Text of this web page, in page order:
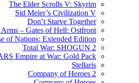
The Elder Scrolls V: Skyrim
Sid Meier’s Civilization V
Don’t Starve Together
– Gates of Hell: Ostfront
of Nations: Extended Edition
Total War: SHOGUN 2
Empire at War: Gold Pack
Stellaris
Company of Heroes 2